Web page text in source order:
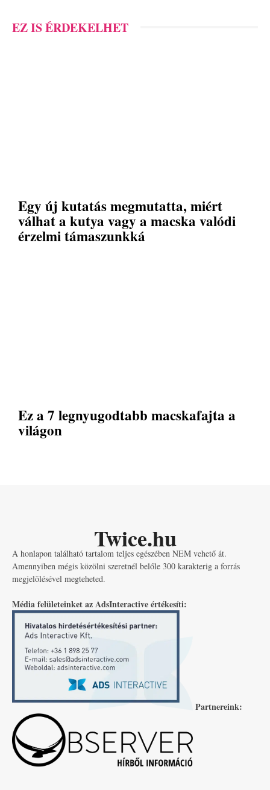
EZ IS ÉRDEKELHET
Egy új kutatás megmutatta, miért
válhat a kutya vagy a macska valódi
érzelmi támaszunkká
Ez a 7 legnyugodtabb macskafajta a
világon
Twice.hu
A honlapon található tartalom teljes egészében NEM vehető át.
Amennyiben mégis közölni szeretnél belőle 300 karakterig a forrás
megjelölésével megteheted.
Média felületeinket az AdsInteractive értékesíti:
Partnereink: